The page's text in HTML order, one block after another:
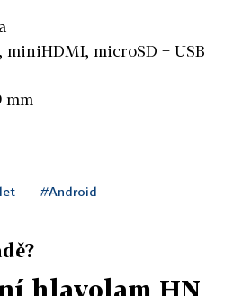
miniHDMI, microSD + USB
mm
#Android
hlavolam HN